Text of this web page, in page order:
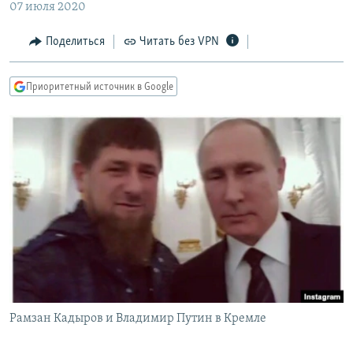
Вернутся
главной
навигации
Вернутся
МНЕНИЯ
КУЛЬТУРА
IDEL.РЕАЛИИ
КАВКАЗ.РЕАЛИИ
СЕВЕР.РЕАЛИИ
СИБИРЬ.РЕАЛИИ
РАСПИСАНИЕ ВЕЩАНИЯ
ПОДПИШИТЕСЬ НА РАССЫЛКУ
СОЦИАЛЬНЫЕ СЕТИ
07 июля 2020
Поделиться Читать без VPN
Приоритетный источник в Google
Рамзан Кадыров и Владимир Путин в Кремле